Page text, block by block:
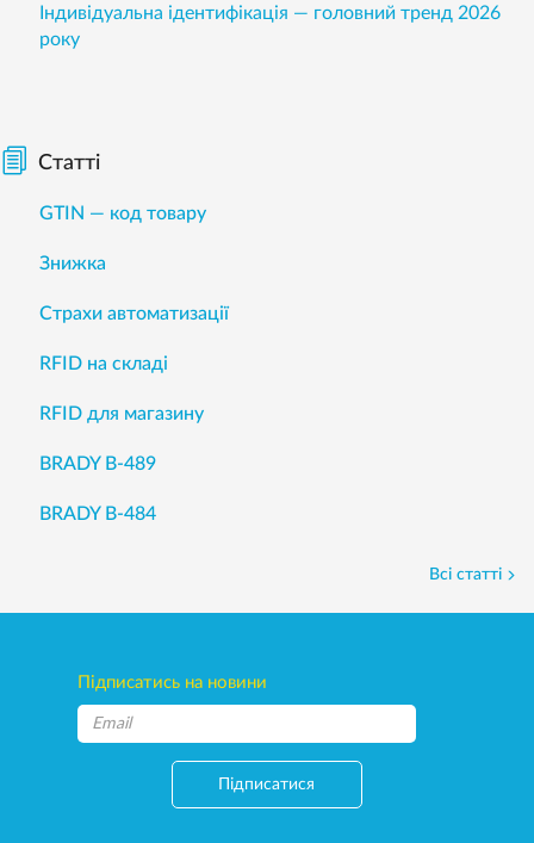
Індивідуальна ідентифікація — головний тренд 2026
року
Статті
GTIN — код товару
Знижка
Страхи автоматизації
RFID на складі
RFID для магазину
BRADY B-489
BRADY B-484
Всі статті
Підписатись на новини
Підписатися